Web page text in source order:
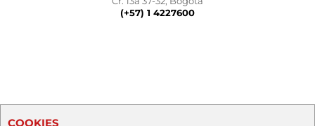
(+57) 1 4227600
COOKIES